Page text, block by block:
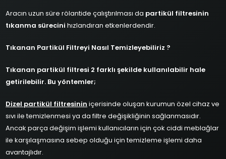
Aracın uzun süre rölantide çalıştırılması da partikül filtresinin
tıkanma sürecini hızlandıran etkenlerdendir.
Tıkanan Partikül Filtreyi Nasıl Temizleyebiliriz ?
Tıkanan partikül filtresi 2 farklı şekilde kullanılabilir hale
getirilebilir. Bu yöntemler;
Dizel partikül filtresinin içerisinde oluşan kurumun özel cihaz ve
sıvı ile temizlenmesi ya da filtre değişikliğinin sağlanmasıdır.
Ancak parça değişim işlemi kullanıcıların için çok ciddi meblağlar
ile karşılaşmasına sebep olduğu için temizleme işlemi daha
avantajlıdır.